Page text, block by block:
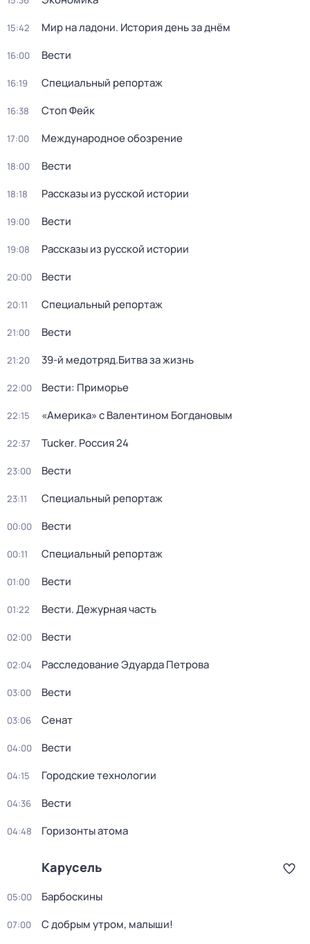
15:42 Мир на ладони. История день за днём
16:00 Вести
16:19 Специальный репортаж
16:38 Стоп Фейк
17:00 Международное обозрение
18:00 Вести
18:18 Рассказы из русской истории
19:00 Вести
19:08 Рассказы из русской истории
20:00 Вести
20:11 Специальный репортаж
21:00 Вести
21:20 39-й медотряд.Битва за жизнь
22:00 Вести: Приморье
22:15 «Америка» с Валентином Богдановым
22:37 Tucker. Россия 24
23:00 Вести
23:11 Специальный репортаж
00:00 Вести
00:11 Специальный репортаж
01:00 Вести
01:22 Вести. Дежурная часть
02:00 Вести
02:04 Расследование Эдуарда Петрова
03:00 Вести
03:06 Сенат
04:00 Вести
04:15 Городские технологии
04:36 Вести
04:48 Горизонты атома
Карусель
05:00 Барбоскины
07:00 С добрым утром, малыши!